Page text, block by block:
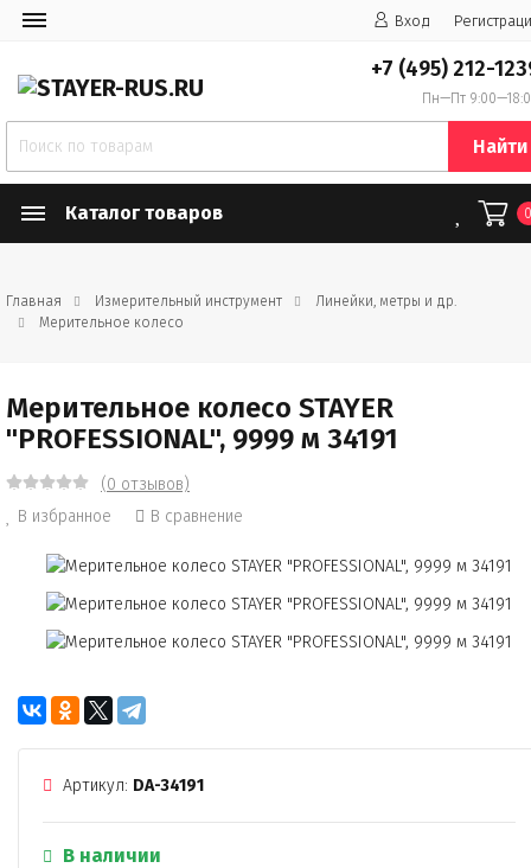
Вход
+7 (495) 212-
Пн—Пт
Найти
Каталог товаров
Главная Измерительный инструмент
Линейки, метры и др.
Мерительное колесо
Мерительное колесо STAYER
"PROFESSIONAL", 9999 м 34191
(0 отзывов)
В избранное
В сравнение
Артикул: DA-34191
В наличии